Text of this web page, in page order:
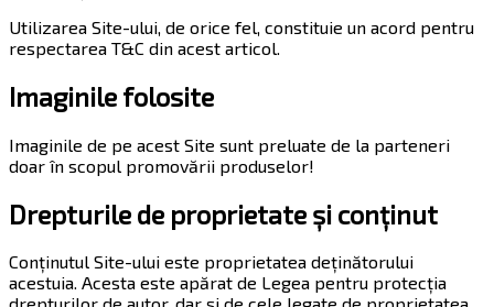
Utilizarea Site-ului, de orice fel, constituie un acord pentru
respectarea T&C din acest articol.
Imaginile folosite
Imaginile de pe acest Site sunt preluate de la parteneri
doar în scopul promovării produselor!
Drepturile de proprietate și conținut
Conținutul Site-ului este proprietatea deținătorului
acestuia. Acesta este apărat de Legea pentru protecția